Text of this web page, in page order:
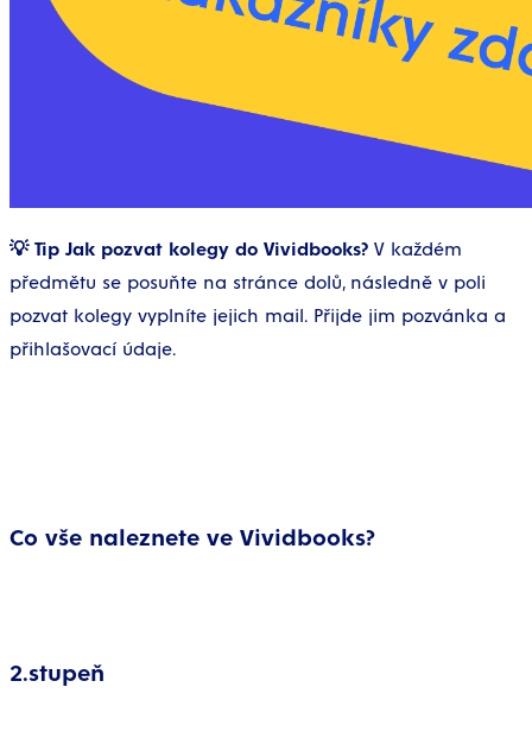
💡 Tip Jak pozvat kolegy do Vividbooks? V každém
předmětu se posuňte na stránce dolů, následně v poli
pozvat kolegy vyplníte jejich mail. Přijde jim pozvánka a
přihlašovací údaje.
Co vše naleznete ve Vividbooks?
2.stupeň